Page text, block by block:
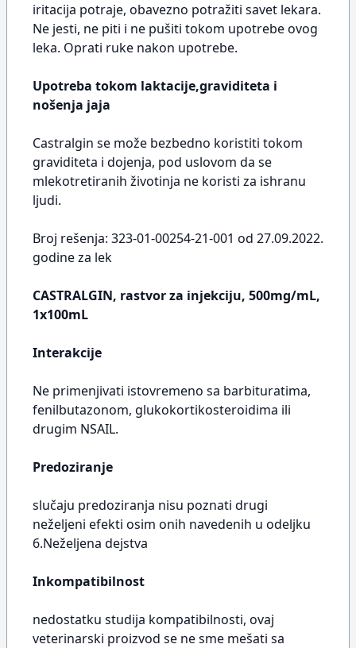
iritacija potraje, obavezno potražiti savet lekara.
Ne jesti, ne piti i ne pušiti tokom upotrebe ovog
leka. Oprati ruke nakon upotrebe.
Upotreba tokom laktacije,graviditeta i
nošenja jaja
Castralgin se može bezbedno koristiti tokom
graviditeta i dojenja, pod uslovom da se
mlekotretiranih životinja ne koristi za ishranu
ljudi.
Broj rešenja: 323-01-00254-21-001 od 27.09.2022.
godine za lek
CASTRALGIN, rastvor za injekciju, 500mg/mL,
1x100mL
Interakcije
Ne primenjivati istovremeno sa barbituratima,
fenilbutazonom, glukokortikosteroidima ili
drugim NSAIL.
Predoziranje
slučaju predoziranja nisu poznati drugi
neželjeni efekti osim onih navedenih u odeljku
6.Neželjena dejstva
Inkompatibilnost
nedostatku studija kompatibilnosti, ovaj
veterinarski proizvod se ne sme mešati sa